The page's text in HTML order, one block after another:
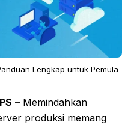
Lengkap untuk Pemula
– Memindahkan
produksi memang